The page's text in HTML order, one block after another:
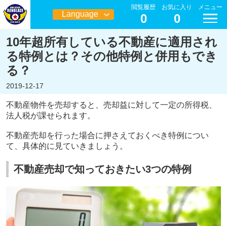
Language
日本語
閲覧履歴
0
お気に入り
0
メニュー
10年超所有している不動産に適用され
る特例とは？その他特例と併用もでき
る？
2019-12-17
不動産物件を売却すると、売却益に対して一定の所得税、
法人税が課せられます。
不動産売却を行った場合に押さえておくべき特例につい
て
具体的に見ていきましょう。
不動産売却で知っておきたい3つの特例